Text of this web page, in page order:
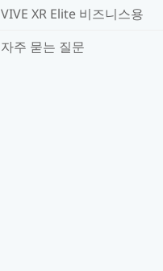
VIVE XR Elite 비즈니스용
자주 묻는 질문